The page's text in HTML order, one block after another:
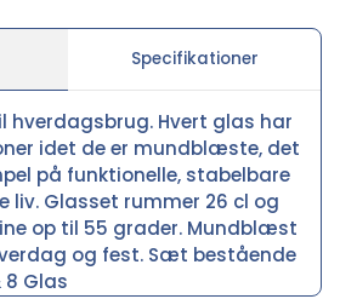
Specifikationer
Hvert glas har
idet de er mundblæste, det
på funktionelle, stabelbare
liv. Glasset rummer 26 cl og
op til 55 grader. Mundblæst
og fest. Sæt bestående
Glas